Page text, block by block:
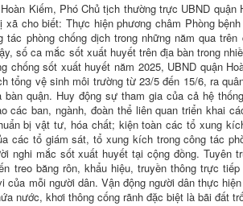
Kiếm, Phó Chủ tịch thường trực UBND
xã cho biết: Thực hiện phương châm Phòng
tác phòng chống dịch trong những năm qua
số ca mắc sốt xuất huyết trên địa bàn trong
chống sốt xuất huyết năm 2025, UBND quận
tổng vệ sinh môi trường từ 23/5 đến 15/6, ra
bàn quận. Huy động sự tham gia của cả hệ
các ban, ngành, đoàn thể liên quan triển khai
bị vật tư, hóa chất; kiện toàn các tổ xung
các tổ giám sát, tổ xung kích trong công tác
nghi mắc sốt xuất huyết tại cộng đồng. Tuyên
treo băng rôn, khẩu hiệu, truyền thông trực
của mỗi người dân. Vận động người dân thực
nước, khơi thông cống rãnh đặc biệt là bãi đất